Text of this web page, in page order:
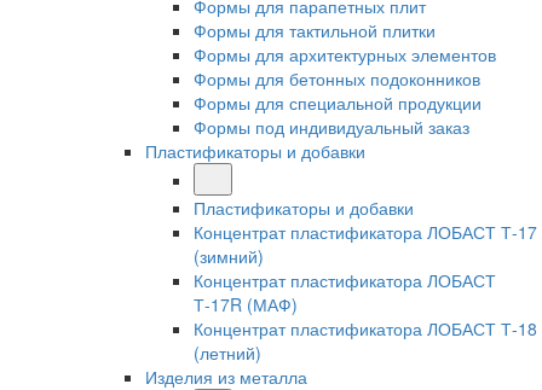
Формы для парапетных плит
Формы для тактильной плитки
Формы для архитектурных элементов
Формы для бетонных подоконников
Формы для специальной продукции
Формы под индивидуальный заказ
Пластификаторы и добавки
Пластификаторы и добавки
Концентрат пластификатора ЛОБАСТ Т-17
(зимний)
Концентрат пластификатора ЛОБАСТ
Т-17R (МАФ)
Концентрат пластификатора ЛОБАСТ Т-18
(летний)
Изделия из металла